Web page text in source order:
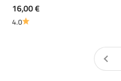
Angebot
16,00 €
4.0